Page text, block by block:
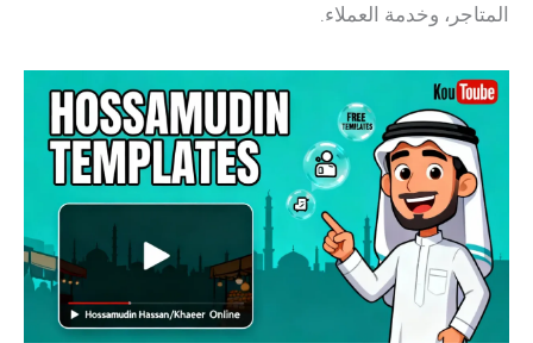
وخدمة العملاء.